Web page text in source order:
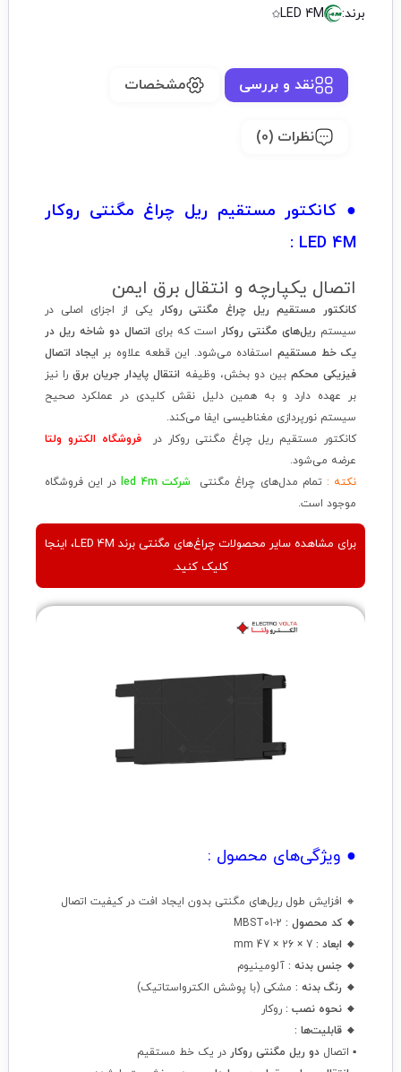
برند: LED 4M
نقد و بررسی مشخصات
نظرات (0)
● کانکتور مستقیم ریل چراغ مگنتی روکار
LED 4M :
اتصال یکپارچه و انتقال برق ایمن
کانکتور مستقیم ریل چراغ مگنتی روکار یکی از اجزای اصلی در
سیستم ریل‌های مگنتی روکار است که برای اتصال دو شاخه ریل در
یک خط مستقیم استفاده می‌شود. این قطعه علاوه بر ایجاد اتصال
فیزیکی محکم بین دو بخش، وظیفه انتقال پایدار جریان برقرا نیز
بر عهده دارد و به همین دلیل نقش کلیدی در عملکرد صحیح
سیستم نورپردازی مغناطیسی ایفا می‌کند.
کانکتور مستقیم ریل چراغ مگنتی روکار درفروشگاه الکترو ولتا
عرضه می‌شود.
نکته : تمام مدل‌های چراغ مگنتیشرکت led 4mدر این فروشگاه
موجود است.
برای مشاهده سایر محصولات چراغ‌های مگنتی برند LED 4M، اینجا
کلیک کنید.
● ویژگی‌های محصول :
🔸 افزایش طول ریل‌های مگنتی بدون ایجاد افت در کیفیت اتصال
🔸 کد محصول :MBST01-2
🔸 ابعاد :7 × 26 × 47 mm
🔸 جنس بدنه :آلومینیوم
🔸 رنگ بدنه :مشکی (با پوشش الکترواستاتیک)
🔸 نحوه نصب :روکار
🔸 قابلیت‌ها :
▪ اتصال دو ریل مگنتی روکار در یک خط مستقیم